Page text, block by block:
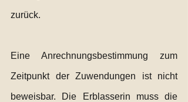
zurück.
Eine Anrechnungsbestimmung zum
Zeitpunkt der Zuwendungen ist nicht
beweisbar. Die Erblasserin muss die